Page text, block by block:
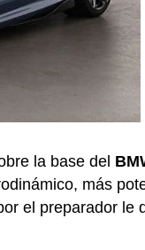
la base del
más
el preparador le